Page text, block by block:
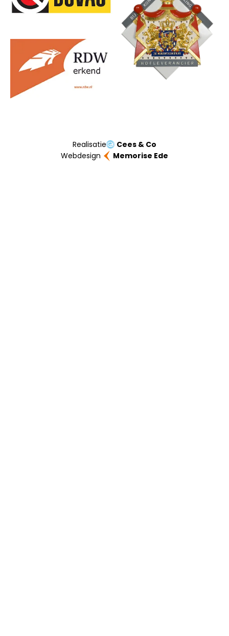
Realisatie
Cees & Co
Webdesign
Memorise Ede